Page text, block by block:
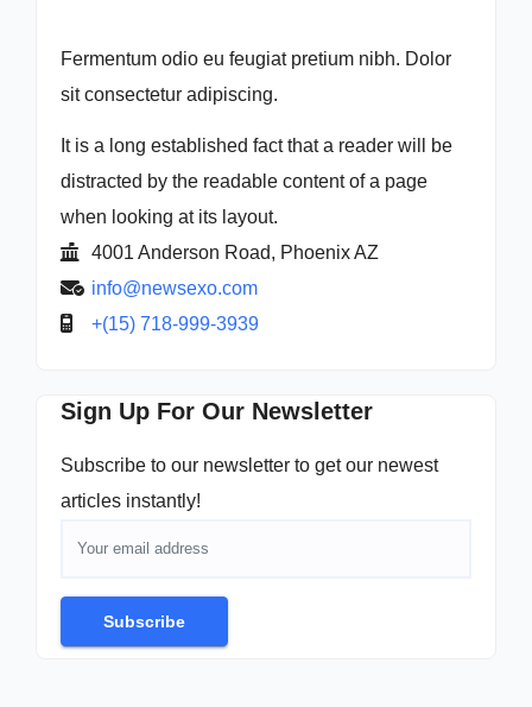
Fermentum odio eu feugiat pretium nibh. Dolor
sit consectetur adipiscing.
It is a long established fact that a reader will be
distracted by the readable content of a page
when looking at its layout.
4001 Anderson Road, Phoenix AZ
info@newsexo.com
+(15) 718-999-3939
Sign Up For Our Newsletter
Subscribe to our newsletter to get our newest
articles instantly!
Subscribe